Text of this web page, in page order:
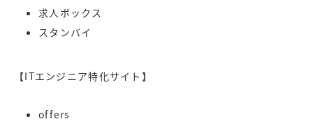
求人ボックス
スタンバイ
【ITエンジニア特化サイト】
offers